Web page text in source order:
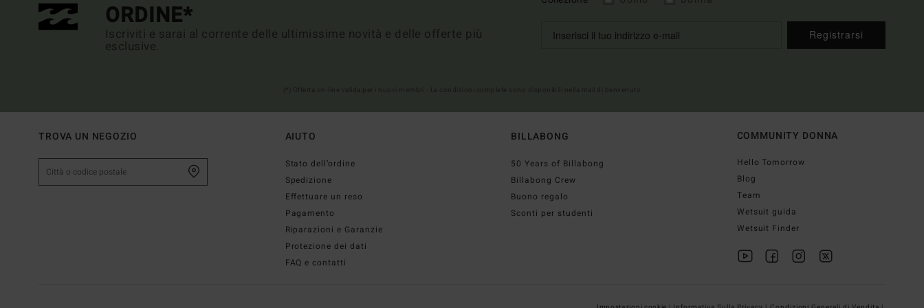
ORDINE*
Iscriviti e sarai al corrente delle ultimissime novità e delle offerte più
esclusive.
Registrarsi
TROVA UN NEGOZIO AIUTO
Stato dell’ordine
Spedizione
Effettuare un reso
Pagamento
Riparazioni e Garanzie
Protezione dei dati
FAQ e contatti
BILLABONG
50 Years of Billabong
Billabong Crew
Buono regalo
Sconti per studenti
COMMUNITY DONNA
Hello Tomorrow
Blog
Team
Wetsuit guida
Wetsuit Finder